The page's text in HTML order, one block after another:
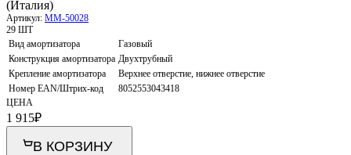
(Италия)
Артикул: MM-50028
29 ШТ
Вид амортизатора
Газовый
Конструкция амортизатора Двухтрубный
Крепление амортизатора
Верхнее отверстие, нижнее отверстие
Номер EAN/Штрих-код
8052553043418
ЦЕНА
1 915₽
В КОРЗИНУ